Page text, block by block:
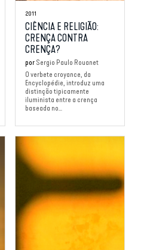
2011
CIÊNCIA E RELIGIÃO:
CRENÇA CONTRA
CRENÇA?
por Sergio Paulo Rouanet
O verbete croyance, da
Encyclopédie, introduz uma
distinção tipicamente
iluminista entre a crença
baseada no...